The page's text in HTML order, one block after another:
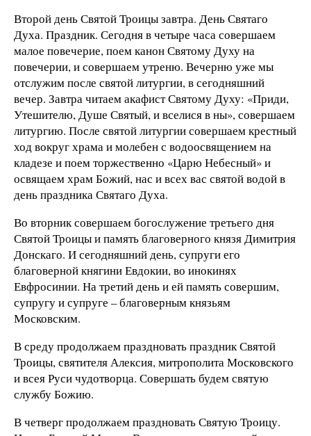
Второй день Святой Троицы завтра. День Святаго
Духа. Праздник. Сегодня в четыре часа совершаем
малое повечерие, поем канон Святому Духу на
повечерии, и совершаем утреню. Вечерню уже мы
отслужим после святой литургии, в сегодняшний
вечер. Завтра читаем акафист Святому Духу: «Приди,
Утешителю, Душе Святый, и вселися в ны», совершаем
литургию. После святой литургии совершаем крестный
ход вокруг храма и молебен с водоосвящением на
кладезе и поем торжественно «Царю Небесный» и
освящаем храм Божий, нас и всех вас святой водой в
день праздника Святаго Духа.
Во вторник совершаем богослужение третьего дня
Святой Троицы и память благоверного князя Димитрия
Донскаго. И сегодняшний день, супруги его
благоверной княгини Евдокии, во инокинях
Евфросинии. На третий день и ей память совершим,
супругу и супруге – благоверным князьям
Московским.
В среду продолжаем праздновать праздник Святой
Троицы, святителя Алексия, митрополита Московского
и всея Руси чудотворца. Совершать будем святую
службу Божию.
В четверг продолжаем праздновать Святую Троицу.